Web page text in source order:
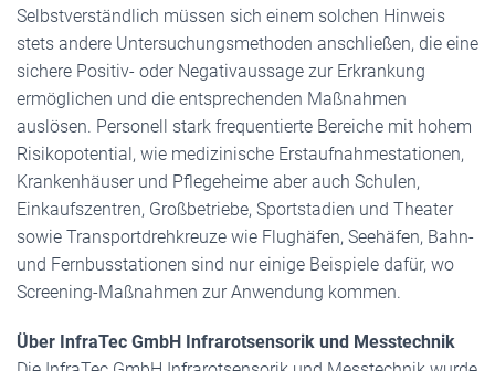
Selbstverständlich müssen sich einem solchen Hinweis
stets andere Untersuchungsmethoden anschließen, die eine
sichere Positiv- oder Negativaussage zur Erkrankung
ermöglichen und die entsprechenden Maßnahmen
auslösen. Personell stark frequentierte Bereiche mit hohem
Risikopotential, wie medizinische Erstaufnahmestationen,
Krankenhäuser und Pflegeheime aber auch Schulen,
Einkaufszentren, Großbetriebe, Sportstadien und Theater
sowie Transportdrehkreuze wie Flughäfen, Seehäfen, Bahn-
und Fernbusstationen sind nur einige Beispiele dafür, wo
Screening-Maßnahmen zur Anwendung kommen.
Über InfraTec GmbH Infrarotsensorik und Messtechnik